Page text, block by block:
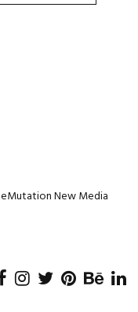
eMutation New Media